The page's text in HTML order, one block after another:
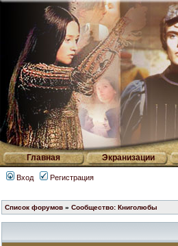
Главная Экранизации
Вход Регистрация
Список форумов » Сообщество: Книголюбы